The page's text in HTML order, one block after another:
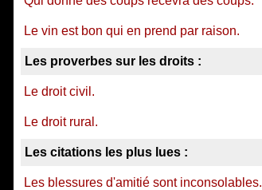
Le vin est bon qui en prend par raison.
Les proverbes sur les droits :
Le droit civil.
Le droit rural.
Les citations les plus lues :
Les blessures d'amitié sont inconsolables.